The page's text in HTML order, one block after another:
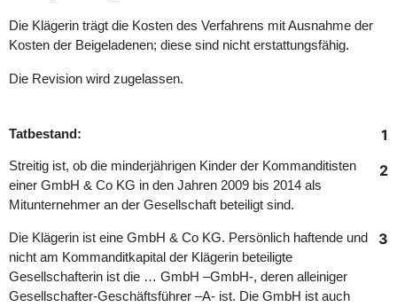
Die Klägerin trägt die Kosten des Verfahrens mit Ausnahme der
Kosten der Beigeladenen; diese sind nicht erstattungsfähig.
Die Revision wird zugelassen.
1
Tatbestand:
2
Streitig ist, ob die minderjährigen Kinder der Kommanditisten
einer GmbH & Co KG in den Jahren 2009 bis 2014 als
Mitunternehmer an der Gesellschaft beteiligt sind.
3
Die Klägerin ist eine GmbH & Co KG. Persönlich haftende und
nicht am Kommanditkapital der Klägerin beteiligte
Gesellschafterin ist die … GmbH –GmbH‑, deren alleiniger
Gesellschafter-Geschäftsführer –A‑ ist. Die GmbH ist auch